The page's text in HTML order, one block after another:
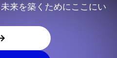
来を築くためにここにい